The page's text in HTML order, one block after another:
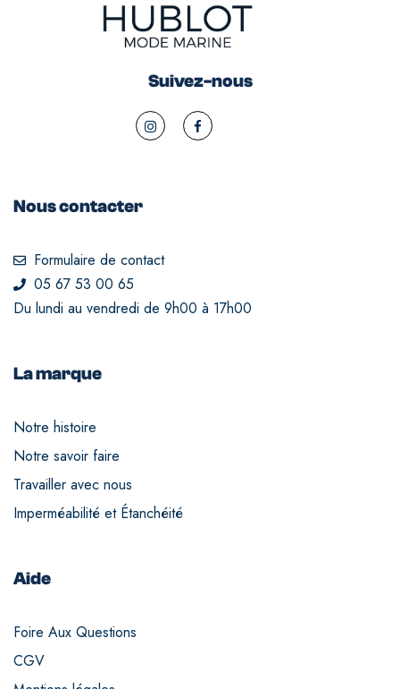
Suivez-nous
Nous contacter
Formulaire de contact
05 67 53 00 65
Du lundi au vendredi de 9h00 à 17h00
La marque
Notre histoire
Notre savoir faire
Travailler avec nous
Imperméabilité et Étanchéité
Aide
Foire Aux Questions
CGV